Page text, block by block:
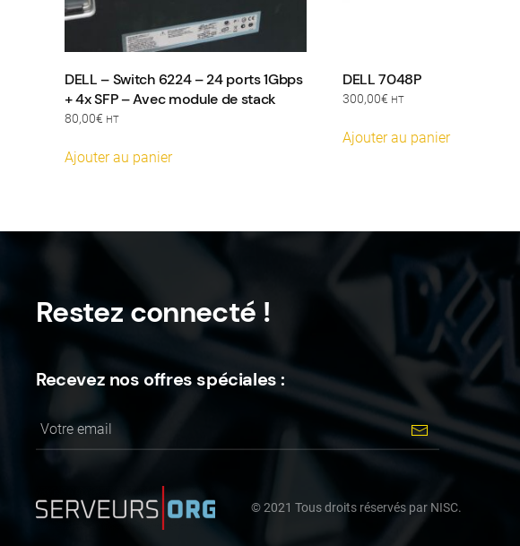
DELL – Switch 6224 – 24 ports 1Gbps
+ 4x SFP – Avec module de stack
80,00€ HT
Ajouter au panier
DELL 7048P
300,00€ HT
Ajouter au panier
Restez connecté !
Recevez nos offres spéciales :
©2021 Tous droits réservés par NISC.